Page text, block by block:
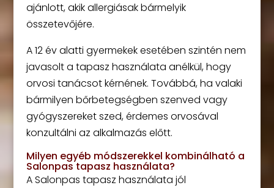
ajánlott, akik allergiásak bármelyik
összetevőjére.
A 12 év alatti gyermekek esetében szintén nem
javasolt a tapasz használata anélkül, hogy
orvosi tanácsot kérnének. Továbbá, ha valaki
bármilyen bőrbetegségben szenved vagy
gyógyszereket szed, érdemes orvosával
konzultálni az alkalmazás előtt.
Milyen egyéb módszerekkel kombinálható a
Salonpas tapasz használata?
A Salonpas tapasz használata jól